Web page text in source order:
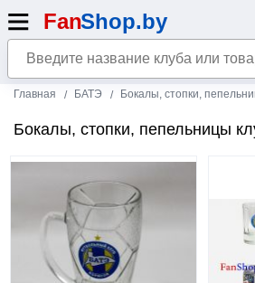
Главная БАТЭ Бокалы, стопки,
Бокалы, стопки, пепельницы